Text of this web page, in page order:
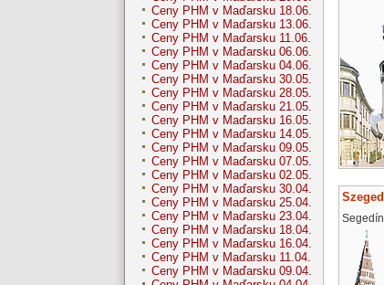
Ceny PHM v Maďarsku 18.06.
Ceny PHM v Maďarsku 13.06.
Ceny PHM v Maďarsku 11.06.
Ceny PHM v Maďarsku 06.06.
Ceny PHM v Maďarsku 04.06.
Ceny PHM v Maďarsku 30.05.
Ceny PHM v Maďarsku 28.05.
Ceny PHM v Maďarsku 21.05.
Ceny PHM v Maďarsku 16.05.
Ceny PHM v Maďarsku 14.05.
Ceny PHM v Maďarsku 09.05.
Ceny PHM v Maďarsku 07.05.
Ceny PHM v Maďarsku 02.05.
Ceny PHM v Maďarsku 30.04.
Ceny PHM v Maďarsku 25.04.
Ceny PHM v Maďarsku 23.04.
Ceny PHM v Maďarsku 18.04.
Ceny PHM v Maďarsku 16.04.
Ceny PHM v Maďarsku 11.04.
Ceny PHM v Maďarsku 09.04.
Szeged
Segedín